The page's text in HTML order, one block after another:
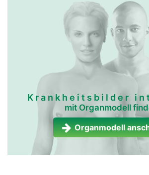
Krankheitsbilder
mit Organmodell
Organmodell